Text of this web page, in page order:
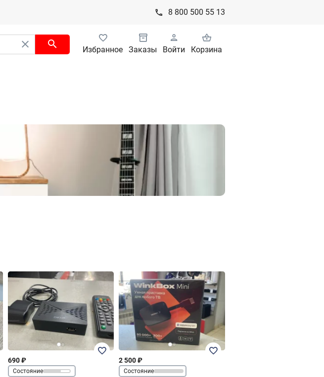
8 800 500 55 13
Избранное Заказы Войти Корзина
690 ₽
Состояние
2 500 ₽
Состояние